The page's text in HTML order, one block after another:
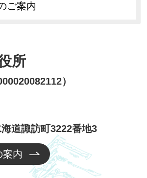
ご案内
所
）
道諏訪町3222番地3
案内